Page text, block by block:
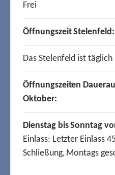
Frei
Öffnungszeit Stelenfeld:
Das Stelenfeld ist täglich
Öffnungszeiten
Oktober:
Dienstag bis Sonntag
Einlass: Letzter Einlass
Schließung, Montags